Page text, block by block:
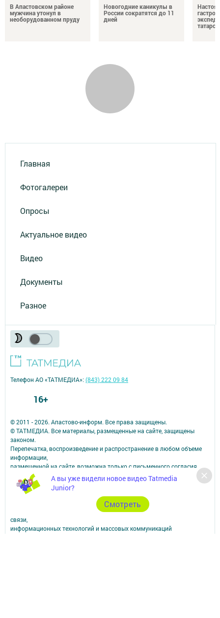
В Апастовском районе
мужчина утонул в
необорудованном пруду
Новогодние каникулы в
России сократятся до 11
дней
Главная
Фотогалереи
Опросы
Актуальное видео
Видео
Документы
Разное
А вы уже видели новое видео Tatmedia
Junior?
Cмотреть
© 2011 - 2026. Апастово-информ. Все права защищены.
© ТАТМЕДИА. Все материалы, размещенные на сайте, защищены
законом.
Перепечатка, воспроизведение и распространение в любом объеме
информации,
размещенной на сайте, возможна только с письменного согласия
редакций СМИ.
При поддержке Республиканского агентства по печати и массовым
коммуникациям.
Наименование СМИ: Апастово-информ
СМИ зарегистрировано Федеральной службой по надзору в сфере
связи,
информационных технологий и массовых коммуникаций
Телефон АО «ТАТМЕДИА»:(843) 222 09 84
16+